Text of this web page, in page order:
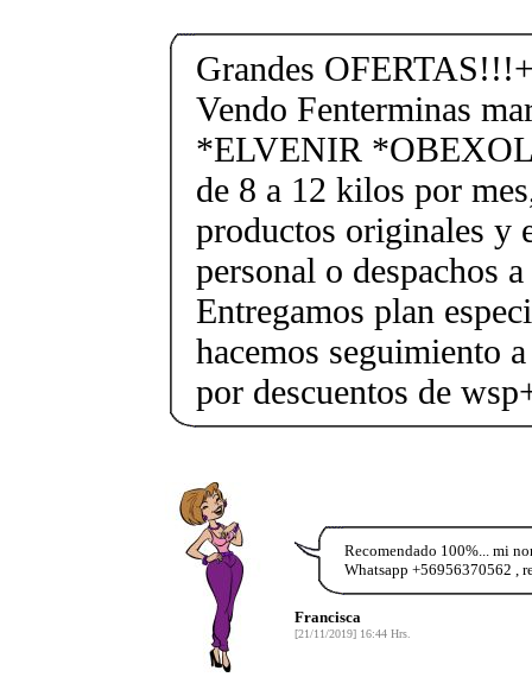
Grandes
Vendo Fenterminas
*ELVENIR
de 8 a 12 kilos por
productos originales y
personal o despachos
Entregamos plan
hacemos seguimiento
por descuentos de
Recomendado 100%... mi
Whatsapp +56956370562 ,
Francisca
[21/11/2019] 16:44 Hrs.